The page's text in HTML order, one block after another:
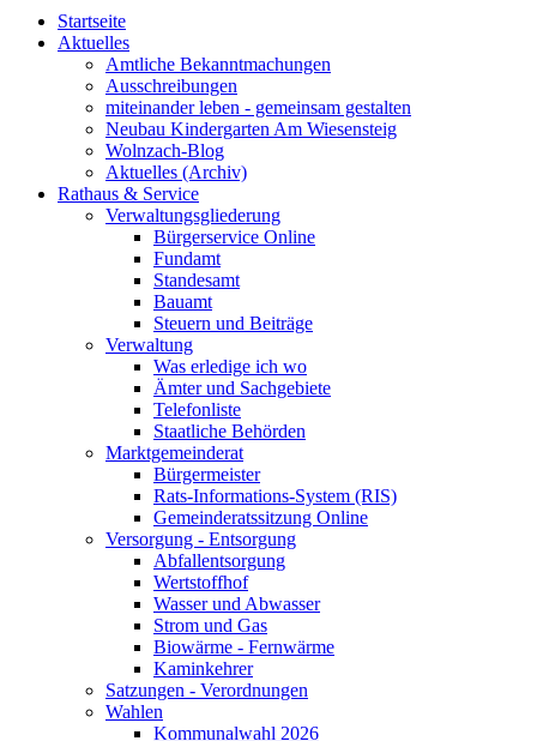
Startseite
Aktuelles
Amtliche Bekanntmachungen
Ausschreibungen
miteinander leben - gemeinsam gestalten
Neubau Kindergarten Am Wiesensteig
Wolnzach-Blog
Aktuelles (Archiv)
Rathaus & Service
Verwaltungsgliederung
Bürgerservice Online
Fundamt
Standesamt
Bauamt
Steuern und Beiträge
Verwaltung
Was erledige ich wo
Ämter und Sachgebiete
Telefonliste
Staatliche Behörden
Marktgemeinderat
Bürgermeister
Rats-Informations-System (RIS)
Gemeinderatssitzung Online
Versorgung - Entsorgung
Abfallentsorgung
Wertstoffhof
Wasser und Abwasser
Strom und Gas
Biowärme - Fernwärme
Kaminkehrer
Satzungen - Verordnungen
Wahlen
Kommunalwahl 2026